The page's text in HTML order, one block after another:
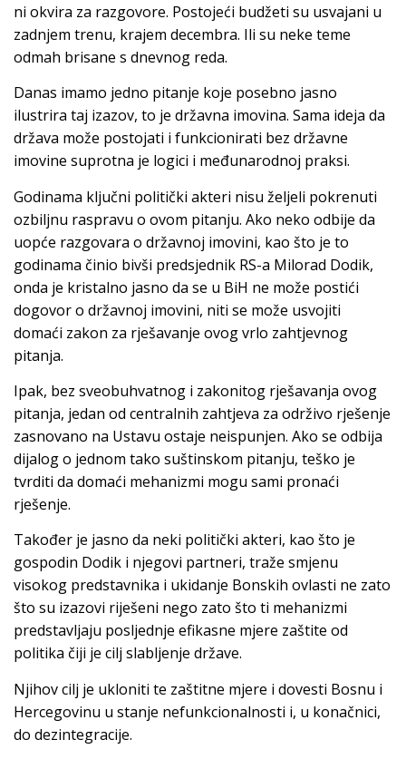
ni okvira za razgovore. Postojeći budžeti su usvajani u
zadnjem trenu, krajem decembra. Ili su neke teme
odmah brisane s dnevnog reda.
Danas imamo jedno pitanje koje posebno jasno
ilustrira taj izazov, to je državna imovina. Sama ideja da
država može postojati i funkcionirati bez državne
imovine suprotna je logici i međunarodnoj praksi.
Godinama ključni politički akteri nisu željeli pokrenuti
ozbiljnu raspravu o ovom pitanju. Ako neko odbije da
uopće razgovara o državnoj imovini, kao što je to
godinama činio bivši predsjednik RS-a Milorad Dodik,
onda je kristalno jasno da se u BiH ne može postići
dogovor o državnoj imovini, niti se može usvojiti
domaći zakon za rješavanje ovog vrlo zahtjevnog
pitanja.
Ipak, bez sveobuhvatnog i zakonitog rješavanja ovog
pitanja, jedan od centralnih zahtjeva za održivo rješenje
zasnovano na Ustavu ostaje neispunjen. Ako se odbija
dijalog o jednom tako suštinskom pitanju, teško je
tvrditi da domaći mehanizmi mogu sami pronaći
rješenje.
Također je jasno da neki politički akteri, kao što je
gospodin Dodik i njegovi partneri, traže smjenu
visokog predstavnika i ukidanje Bonskih ovlasti ne zato
što su izazovi riješeni nego zato što ti mehanizmi
predstavljaju posljednje efikasne mjere zaštite od
politika čiji je cilj slabljenje države.
Njihov cilj je ukloniti te zaštitne mjere i dovesti Bosnu i
Hercegovinu u stanje nefunkcionalnosti i, u konačnici,
do dezintegracije.